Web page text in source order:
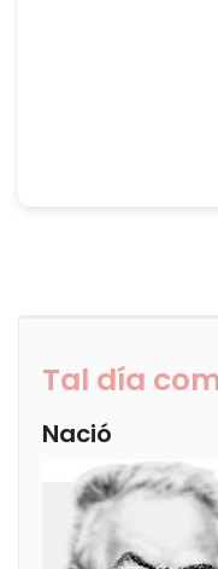
Tal día
Nació